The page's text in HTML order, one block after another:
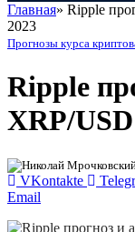
Главная» Ripple
2023
Прогнозы курса
Ripple
XRP/
VKontakte
Email